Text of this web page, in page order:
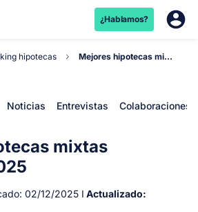
¿Hablamos?
hipotecas Mejores hipotecas mixtas diciembre 2025
Noticias Entrevistas Colaboraciones
mixtas
02/12/2025 I Actualizado: